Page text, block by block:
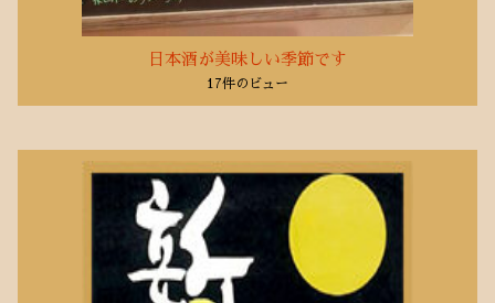
日本酒が美味しい季節です
17件のビュー